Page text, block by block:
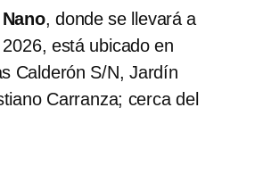
, donde se llevará a
está ubicado en
Calderón S/N, Jardín
Carranza; cerca del